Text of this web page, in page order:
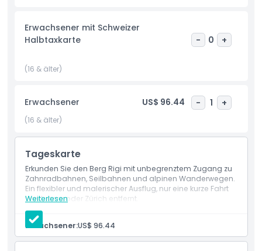
Zugang das ganze Jahr über ist das Ticket ideal für
Sommerwanderungen oder winterliche
Schneeschuhabenteuer. Atmen Sie die frische Alpenluft
friedliche Umgebung. Der Berg Rigi inspiriert Besucher seit
in Ihrem eigenen Tempo zu erkunden. Buchen Sie noch
heute Ihr Berg Rigi Tagesticket und erleben Sie das Beste
der Schweizer Natur, Geschichte und Landschaft in einem
Highlights
Inklusivleistungen
Richtlinie für Kinder und Erwachsene
Erwachsener mit Schweizer
Halbtaxkarte
- 0 +
(16 & älter)
Erwachsener US$ 96.44 - 1 +
(16 & älter)
Tageskarte
Erkunden Sie den Berg Rigi mit unbegrenztem Zugang zu
Zahnradbahnen, Seilbahnen und alpinen Wanderwegen.
Ein flexibler und malerischer Ausflug, nur eine kurze Fahrt
von Luzern oder Zürich entfernt.
Weiterlesen
Erwachsener:US$ 96.44